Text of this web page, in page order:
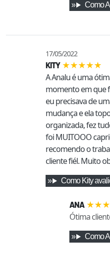
Como
17/05/2022
KITY ★★★★★
A Analu é uma
momento em que
eu precisava de
mudança e ela
organizada, fez
foi MUITOOO
recomendo o
cliente fiél. Muito
Como Kity
ANA ★★★
Ótima
Como